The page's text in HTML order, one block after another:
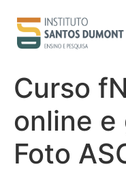
conteúdo
Curso
online
Foto